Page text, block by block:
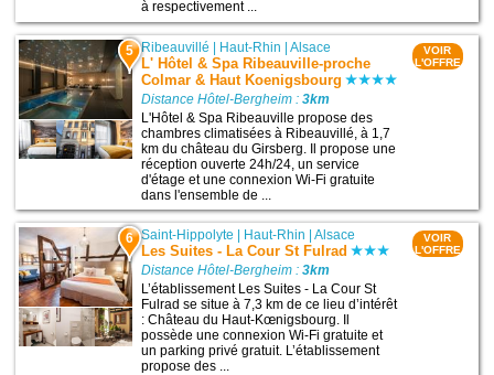
à respectivement ...
5 Ribeauvillé | Haut-Rhin |Alsace
L' Hôtel & Spa Ribeauville-proche
Colmar & Haut Koenigsbourg
Distance Hôtel-Bergheim :3km
L'Hôtel & Spa Ribeauville propose des
chambres climatisées à Ribeauvillé, à 1,7
km du château du Girsberg. Il propose une
réception ouverte 24h/24, un service
d'étage et une connexion Wi-Fi gratuite
dans l'ensemble de ...
VOIR
L'OFFRE
6 Saint-Hippolyte | Haut-Rhin |Alsace
Les Suites - La Cour St Fulrad
Distance Hôtel-Bergheim :3km
L’établissement Les Suites - La Cour St
Fulrad se situe à 7,3 km de ce lieu d’intérêt
: Château du Haut-Kœnigsbourg. Il
possède une connexion Wi-Fi gratuite et
un parking privé gratuit. L’établissement
propose des ...
VOIR
L'OFFRE